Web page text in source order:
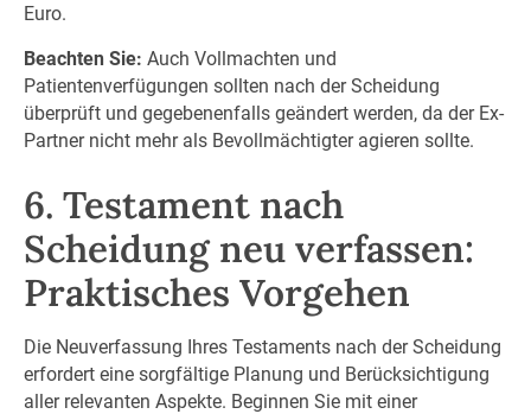
Euro.
Beachten Sie: Auch Vollmachten und
Patientenverfügungen sollten nach der Scheidung
überprüft und gegebenenfalls geändert werden, da der Ex-
Partner nicht mehr als Bevollmächtigter agieren sollte.
6. Testament nach
Scheidung neu verfassen:
Praktisches Vorgehen
Die Neuverfassung Ihres Testaments nach der Scheidung
erfordert eine sorgfältige Planung und Berücksichtigung
aller relevanten Aspekte. Beginnen Sie mit einer